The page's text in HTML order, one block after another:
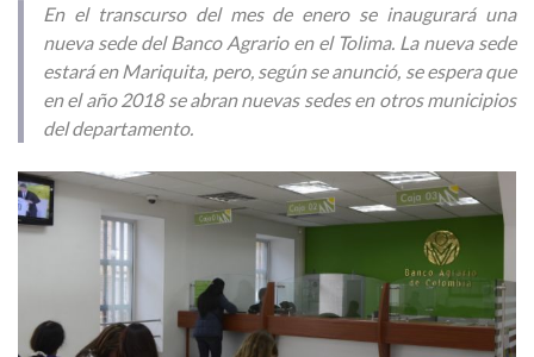
En el transcurso del mes de enero se inaugurará una
nueva sede del Banco Agrario en el Tolima. La nueva sede
estará en Mariquita, pero, según se anunció, se espera que
en el año 2018 se abran nuevas sedes en otros municipios
del departamento.